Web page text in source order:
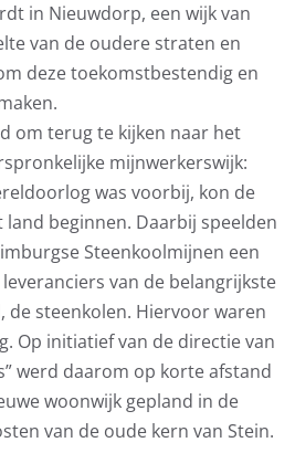
in Nieuwdorp, een wijk van
van de oudere straten en
deze toekomstbestendig en
om terug te kijken naar het
mijnwerkerswijk:
was voorbij, kon de
beginnen. Daarbij speelden
Steenkoolmijnen een
van de belangrijkste
de steenkolen. Hiervoor waren
Op initiatief van de directie van
werd daarom op korte afstand
woonwijk gepland in de
van de oude kern van Stein.